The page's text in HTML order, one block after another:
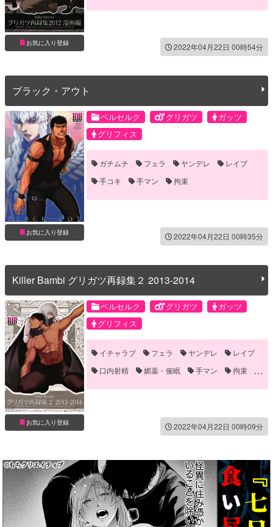
お気に入り登録
手コキ
手マン 拘束 現パロ
2022年04月22日 00時54分
ブラック・アウト
お気に入り登録
ベルセルク グリガツ
ガッツ
グリフィス
ガチムチ フェラ ヤンデレ
レイプ
手コキ
手マン 拘束
2022年04月22日 00時35分
Killer Bambi グリガツ再録集２ 2013-2014
お気に入り登録
ベルセルク グリガツ
ガッツ
グリフィス
イチャラブ フェラ ヤンデレ
レイプ
口内射精
媚薬・催眠 手マン
拘束
触手
雌イキ
2022年04月22日 00時09分